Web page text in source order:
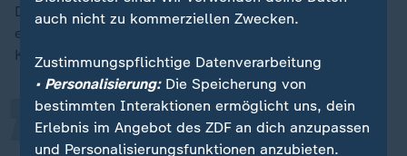
Dabei profitieren Unternehmen wie Decathlon von
einem absoluten Megatrend, meint Eva Stüber vom
Kölner Institut für Handelsforschung:
Noch nie haben sich so viele
„
auch nicht zu kommerziellen Zwecken.
Zustimmungspflichtige Datenverarbeitung
• Personalisierung:Die Speicherung von
bestimmten Interaktionen ermöglicht uns, dein
Erlebnis im Angebot des ZDF an dich anzupassen
und Personalisierungsfunktionen anzubieten.